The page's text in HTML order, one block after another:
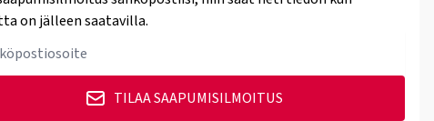
on jälleen saatavilla.
TILAA SAAPUMISILMOITUS